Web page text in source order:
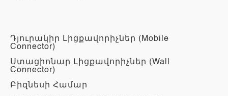
Դյուրակիր Լիցքավորիչներ (Mobile
Connector)
Ստացիոնար Լիցքավորիչներ (Wall
Connector)
Բիզնեսի Համար